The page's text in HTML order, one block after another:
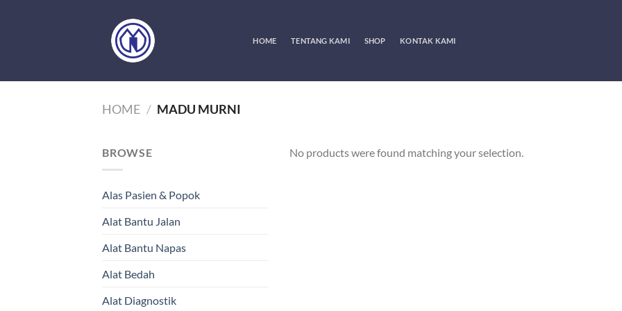
HOME TENTANG KAMI SHOP KONTAK KAMI
HOME / MADU MURNI
BROWSE
Alas Pasien & Popok
Alat Bantu Jalan
Alat Bantu Napas
Alat Bedah
Alat Diagnostik
No products were found matching your selection.